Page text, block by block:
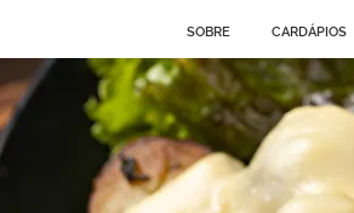
SOBRE CARDÁPIOS